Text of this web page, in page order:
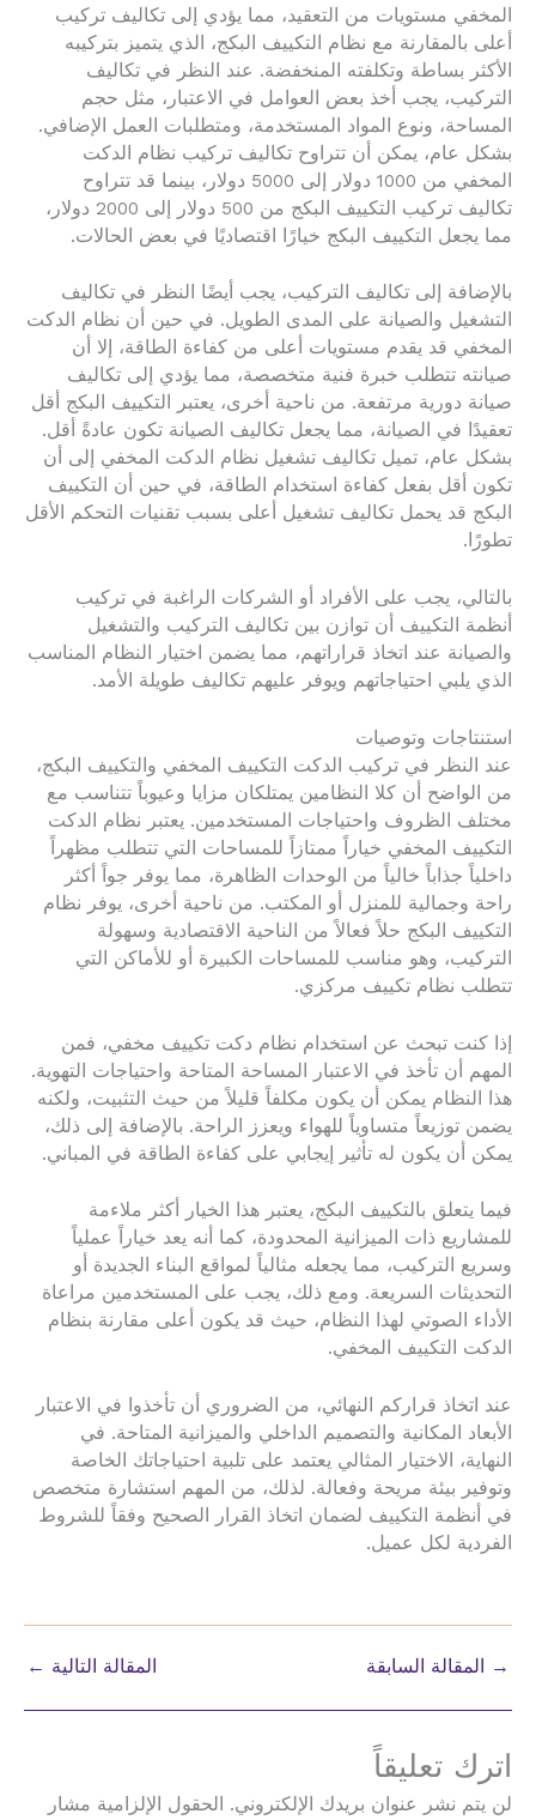
المخفي مستويات من التعقيد، مما يؤدي إلى تكاليف تركيب
أعلى بالمقارنة مع نظام التكييف البكج، الذي يتميز بتركيبه
الأكثر بساطة وتكلفته المنخفضة. عند النظر في تكاليف
التركيب، يجب أخذ بعض العوامل في الاعتبار، مثل حجم
المساحة، ونوع المواد المستخدمة، ومتطلبات العمل الإضافي.
بشكل عام، يمكن أن تتراوح تكاليف تركيب نظام الدكت
المخفي من 1000 دولار إلى 5000 دولار، بينما قد تتراوح
تكاليف تركيب التكييف البكج من 500 دولار إلى 2000 دولار،
مما يجعل التكييف البكج خيارًا اقتصاديًا في بعض الحالات.
بالإضافة إلى تكاليف التركيب، يجب أيضًا النظر في تكاليف
التشغيل والصيانة على المدى الطويل. في حين أن نظام الدكت
المخفي قد يقدم مستويات أعلى من كفاءة الطاقة، إلا أن
صيانته تتطلب خبرة فنية متخصصة، مما يؤدي إلى تكاليف
صيانة دورية مرتفعة. من ناحية أخرى، يعتبر التكييف البكج أقل
تعقيدًا في الصيانة، مما يجعل تكاليف الصيانة تكون عادةً أقل.
بشكل عام، تميل تكاليف تشغيل نظام الدكت المخفي إلى أن
تكون أقل بفعل كفاءة استخدام الطاقة، في حين أن التكييف
البكج قد يحمل تكاليف تشغيل أعلى بسبب تقنيات التحكم الأقل
تطورًا.
بالتالي، يجب على الأفراد أو الشركات الراغبة في تركيب
أنظمة التكييف أن توازن بين تكاليف التركيب والتشغيل
والصيانة عند اتخاذ قراراتهم، مما يضمن اختيار النظام المناسب
الذي يلبي احتياجاتهم ويوفر عليهم تكاليف طويلة الأمد.
استنتاجات وتوصيات
عند النظر في تركيب الدكت التكييف المخفي والتكييف البكج،
من الواضح أن كلا النظامين يمتلكان مزايا وعيوباً تتناسب مع
مختلف الظروف واحتياجات المستخدمين. يعتبر نظام الدكت
التكييف المخفي خياراً ممتازاً للمساحات التي تتطلب مظهراً
داخلياً جذاباً خالياً من الوحدات الظاهرة، مما يوفر جواً أكثر
راحة وجمالية للمنزل أو المكتب. من ناحية أخرى، يوفر نظام
التكييف البكج حلاً فعالاً من الناحية الاقتصادية وسهولة
التركيب، وهو مناسب للمساحات الكبيرة أو للأماكن التي
تتطلب نظام تكييف مركزي.
إذا كنت تبحث عن استخدام نظام دكت تكييف مخفي، فمن
المهم أن تأخذ في الاعتبار المساحة المتاحة واحتياجات التهوية.
هذا النظام يمكن أن يكون مكلفاً قليلاً من حيث التثبيت، ولكنه
يضمن توزيعاً متساوياً للهواء ويعزز الراحة. بالإضافة إلى ذلك،
يمكن أن يكون له تأثير إيجابي على كفاءة الطاقة في المباني.
فيما يتعلق بالتكييف البكج، يعتبر هذا الخيار أكثر ملاءمة
للمشاريع ذات الميزانية المحدودة، كما أنه يعد خياراً عملياً
وسريع التركيب، مما يجعله مثالياً لمواقع البناء الجديدة أو
التحديثات السريعة. ومع ذلك، يجب على المستخدمين مراعاة
الأداء الصوتي لهذا النظام، حيث قد يكون أعلى مقارنة بنظام
الدكت التكييف المخفي.
عند اتخاذ قراركم النهائي، من الضروري أن تأخذوا في الاعتبار
الأبعاد المكانية والتصميم الداخلي والميزانية المتاحة. في
النهاية، الاختيار المثالي يعتمد على تلبية احتياجاتك الخاصة
وتوفير بيئة مريحة وفعالة. لذلك، من المهم استشارة متخصص
في أنظمة التكييف لضمان اتخاذ القرار الصحيح وفقاً للشروط
الفردية لكل عميل.
→ المقالة السابقة المقالة التالية ←
اترك تعليقاً
لن يتم نشر عنوان بريدك الإلكتروني. الحقول الإلزامية مشار